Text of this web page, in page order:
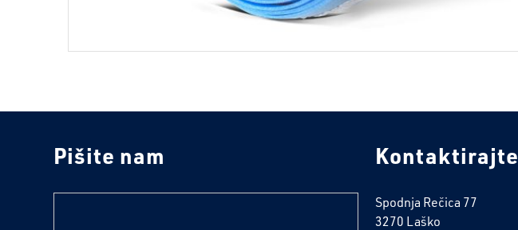
Pišite nam
Spodnja Rečica 77
3270 Laško